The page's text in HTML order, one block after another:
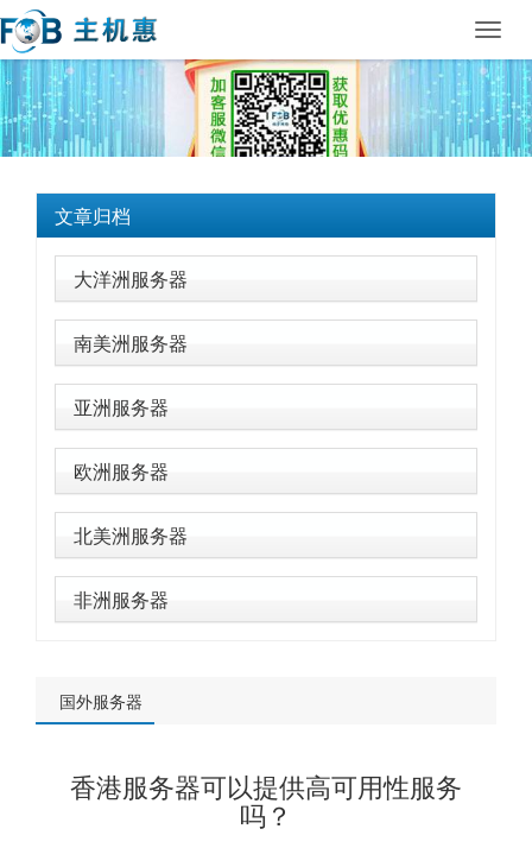
文章归档
大洋洲服务器
南美洲服务器
亚洲服务器
欧洲服务器
北美洲服务器
非洲服务器
国外服务器
香港服务器可以提供高可用性服务
吗？